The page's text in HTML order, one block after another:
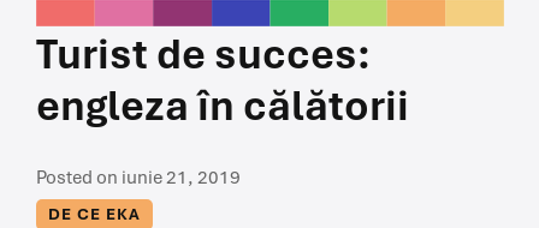
Turist de succes:
engleza în călătorii
Posted on iunie 21, 2019
DE CE EKA